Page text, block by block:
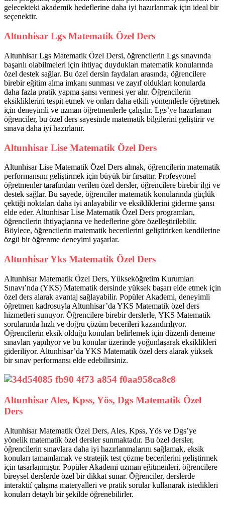
gelecekteki akademik hedeflerine daha iyi hazırlanmak için ideal bir
seçenektir.
Altunhisar Lgs Matematik Özel Ders
Altunhisar Lgs Matematik Özel Dersi, öğrencilerin Lgs sınavında
başarılı olabilmeleri için ihtiyaç duydukları matematik konularında
özel destek sağlar. Bu özel dersin faydaları arasında, öğrencilere
birebir eğitim alma imkanı sunması ve zayıf oldukları konularda
daha fazla pratik yapma şansı vermesi yer alır. Öğrencilerin
eksikliklerini tespit etmek ve onları daha etkili yöntemlerle öğretmek
için deneyimli ve uzman öğretmenlerle çalışılır. Lgs’ye hazırlanan
öğrenciler, bu özel ders sayesinde matematik bilgilerini geliştirir ve
sınava daha iyi hazırlanır.
Altunhisar Lise Matematik Özel Ders
Altunhisar Lise Matematik Özel Ders almak, öğrencilerin matematik
performansını geliştirmek için büyük bir fırsattır. Profesyonel
öğretmenler tarafından verilen özel dersler, öğrencilere birebir ilgi ve
destek sağlar. Bu sayede, öğrenciler matematik konularında güçlük
çektiği noktaları daha iyi anlayabilir ve eksikliklerini giderme şansı
elde eder. Altunhisar Lise Matematik Özel Ders programları,
öğrencilerin ihtiyaçlarına ve hedeflerine göre özelleştirilebilir.
Böylece, öğrencilerin matematik becerilerini geliştirirken kendilerine
özgü bir öğrenme deneyimi yaşarlar.
Altunhisar Yks Matematik Özel Ders
Altunhisar Matematik Özel Ders, Yükseköğretim Kurumları
Sınavı’nda (YKS) Matematik dersinde yüksek başarı elde etmek için
özel ders alarak avantaj sağlayabilir. Popüler Akademi, deneyimli
öğretmen kadrosuyla Altunhisar’da YKS Matematik özel ders
hizmetleri sunuyor. Öğrencilere birebir derslerle, YKS Matematik
sorularında hızlı ve doğru çözüm becerileri kazandırılıyor.
Öğrencilerin eksik olduğu konuları belirlemek için düzenli deneme
sınavları yapılıyor ve bu konular üzerinde yoğunlaşarak eksiklikleri
gideriliyor. Altunhisar’da YKS Matematik özel ders alarak yüksek
bir sınav performansı elde edebilirsiniz.
Altunhisar Ales, Kpss, Yös, Dgs Matematik Özel
Ders
Altunhisar Matematik Özel Ders, Ales, Kpss, Yös ve Dgs’ye
yönelik matematik özel dersler sunmaktadır. Bu özel dersler,
öğrencilerin sınavlara daha iyi hazırlanmalarını sağlamak, eksik
konuları tamamlamak ve stratejik test çözme becerilerini geliştirmek
için tasarlanmıştır. Popüler Akademi uzman eğitmenleri, öğrencilere
bireysel derslerde özel bir dikkat sunar. Öğrenciler, derslerde
interaktif çalışma materyalleri ve pratik sorular kullanarak istedikleri
konuları detaylı bir şekilde öğrenebilirler.